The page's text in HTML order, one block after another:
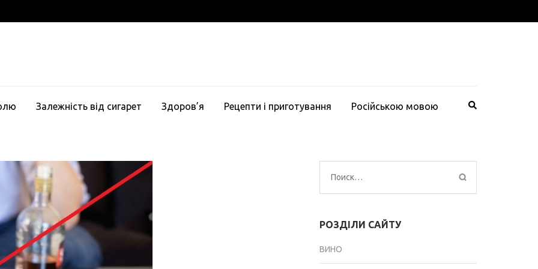
Залежність від сигарет Здоров’я Рецепти і приготування Російською мовою
Найти:
РОЗДІЛИ САЙТУ
ВИНО